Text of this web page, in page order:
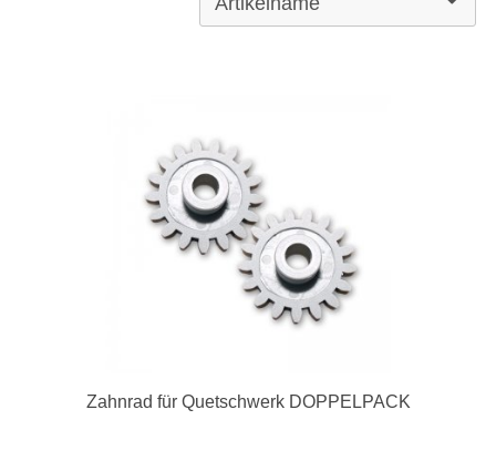
Zahnrad für Quetschwerk DOPPELPACK